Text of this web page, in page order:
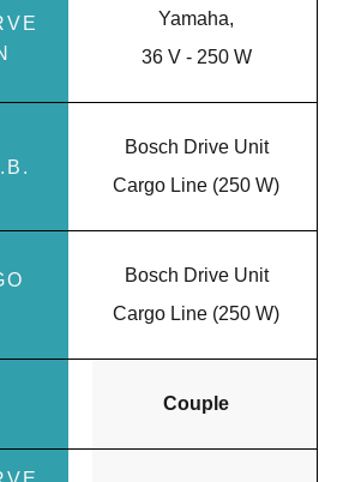
Yamaha,
36 V - 250 W
Bosch Drive Unit
Cargo Line (250 W)
Bosch Drive Unit
Cargo Line (250 W)
Couple